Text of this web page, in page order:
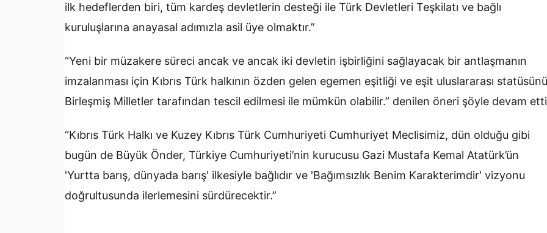
ilk hedeflerden biri, tüm kardeş devletlerin desteği ile Türk Devletleri Teşkilatı ve bağlı
kuruluşlarına anayasal adımızla asil üye olmaktır.”
“Yeni bir müzakere süreci ancak ve ancak iki devletin işbirliğini sağlayacak bir antlaşmanın
imzalanması için Kıbrıs Türk halkının özden gelen egemen eşitliği ve eşit uluslararası
Birleşmiş Milletler tarafından tescil edilmesi ile mümkün olabilir.” denilen öneri şöyle devam
“Kıbrıs Türk Halkı ve Kuzey Kıbrıs Türk Cumhuriyeti Cumhuriyet Meclisimiz, dün olduğu gibi
bugün de Büyük Önder, Türkiye Cumhuriyeti’nin kurucusu Gazi Mustafa Kemal Atatürk’ün
'Yurtta barış, dünyada barış' ilkesiyle bağlıdır ve 'Bağımsızlık Benim Karakterimdir' vizyonu
doğrultusunda ilerlemesini sürdürecektir.”